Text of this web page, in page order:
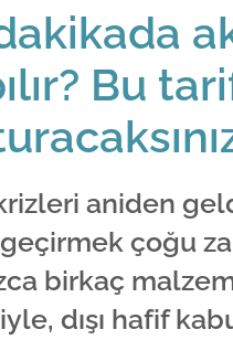
Bu
aniden
çoğu
birkaç
dışı hafif